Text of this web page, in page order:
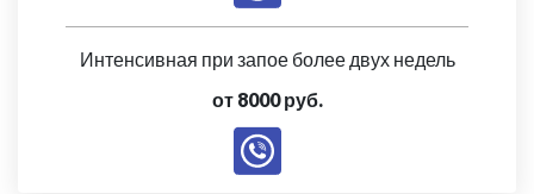
Интенсивная при запое более двух недель
от 8000 руб.